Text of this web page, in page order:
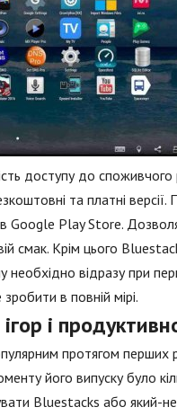
доступу до
та платні
Play Store.
смак. Крім цього
відразу при
в повній мірі.
і
протягом перших
його випуску було
Bluestacks або який-